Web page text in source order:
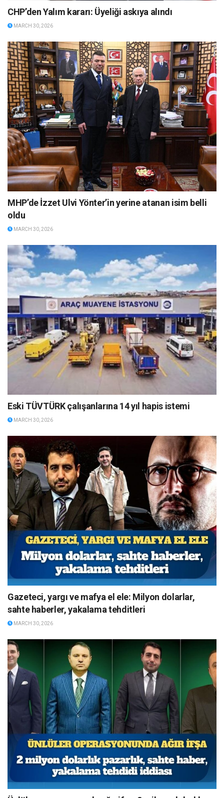
CHP’den Yalım kararı: Üyeliği askıya alındı
MARCH 30, 2026
MHP’de İzzet Ulvi Yönter’in yerine atanan isim belli
oldu
MARCH 30, 2026
Eski TÜVTÜRK çalışanlarına 14 yıl hapis istemi
MARCH 30, 2026
Gazeteci, yargı ve mafya el ele: Milyon dolarlar,
sahte haberler, yakalama tehditleri
MARCH 30, 2026